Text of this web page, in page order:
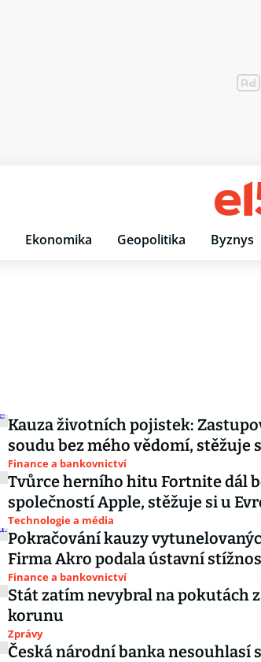
Ekonomika Geopolitika Byznys
Kauza životních pojistek:
soudu bez mého vědomí, stěžuje
Finance a bankovnictví
Tvůrce herního hitu Fortnite dál
společností Apple, stěžuje si u
Technologie a média
Pokračování kauzy
Firma Akro podala ústavní
Finance a bankovnictví
Stát zatím nevybral na pokutách
korunu
Zprávy
Česká národní banka nesouhlasí